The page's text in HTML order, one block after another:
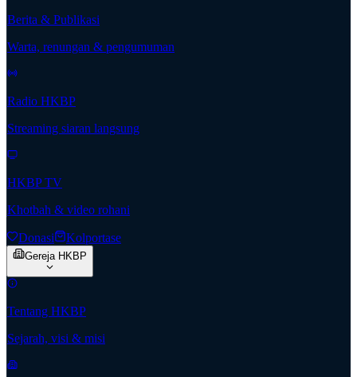
Berita & Publikasi
Warta, renungan & pengumuman
Radio HKBP
Streaming siaran langsung
HKBP TV
Khotbah & video rohani
Donasi Kolportase
Gereja HKBP
Tentang HKBP
Sejarah, visi & misi